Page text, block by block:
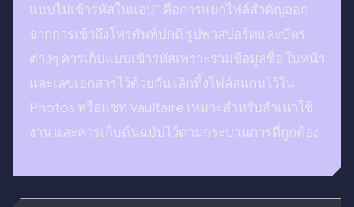
แบบไม่เข้ารหัสในแอป" คือการแยกไฟล์สำคัญออก
จากการเข้าถึงโทรศัพท์ปกติ รูปพาสปอร์ตและบัตร
ต่างๆ ควรเก็บแบบเข้ารหัสเพราะรวมข้อมูลชื่อ ใบหน้า
และเลขเอกสารไว้ด้วยกัน เลิกทิ้งไฟล์สแกนไว้ใน
Photos หรือแชท Vaultaire เหมาะสำหรับสำเนาใช้
งาน และควรเก็บต้นฉบับไว้ตามกระบวนการที่ถูกต้อง